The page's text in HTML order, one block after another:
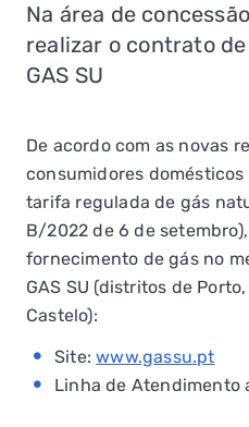
Na área de
realizar o contrato
GAS SU
De acordo com as novas
consumidores
tarifa regulada de gás
B/2022 de 6 de
fornecimento de gás no
GAS SU (distritos de
Castelo):
Site:www.gassu.pt
Linha de Atendimento